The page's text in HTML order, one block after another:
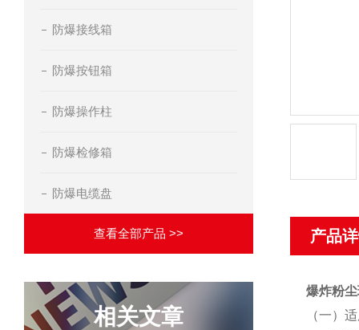
防爆接线箱
防爆按钮箱
防爆操作柱
防爆检修箱
防爆电缆盘
查看全部产品 >>
相关文章
产品
爆炸粉
（一）